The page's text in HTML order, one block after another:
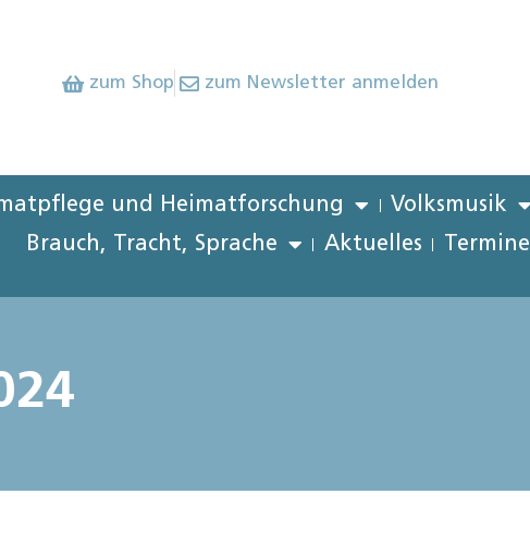
zum Shop zum Newsletter anmelden
und Heimatforschung Volksmusik
Brauch, Tracht, Sprache
Aktuelles Termine